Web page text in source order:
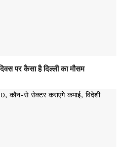
पर कैसा है दिल्ली का मौसम